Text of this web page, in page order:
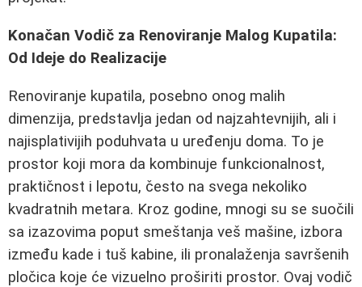
Konačan Vodič za Renoviranje Malog Kupatila:
Od Ideje do Realizacije
Renoviranje kupatila, posebno onog malih
dimenzija, predstavlja jedan od najzahtevnijih, ali i
najisplativijih poduhvata u uređenju doma. To je
prostor koji mora da kombinuje funkcionalnost,
praktičnost i lepotu, često na svega nekoliko
kvadratnih metara. Kroz godine, mnogi su se suočili
sa izazovima poput smeštanja veš mašine, izbora
između kade i tuš kabine, ili pronalaženja savršenih
pločica koje će vizuelno proširiti prostor. Ovaj vodič